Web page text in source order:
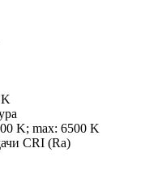
K; max: 6500 K
CRI (Ra)